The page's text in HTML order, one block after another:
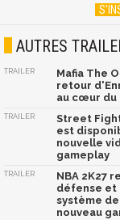
AUTRES
TRAILER
Mafia The
retour
au cœur du
TRAILER
Street
est
nouvelle
gameplay
TRAILER
NBA 2K27
défense et
système
nouveau